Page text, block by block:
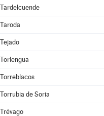
Tardelcuende
Taroda
Tejado
Torlengua
Torreblacos
Torrubia de Soria
Trévago